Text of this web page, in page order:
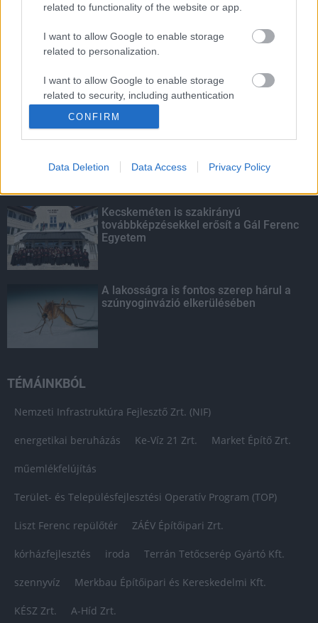
related to functionality of the website or app.
I want to allow Google to enable storage
related to personalization.
I want to allow Google to enable storage
related to security, including authentication
CONFIRM
Data Deletion Data Access Privacy Policy
Paks II.: Mit jelent az 5. blokk új
árnyékában?
KIEMELT
Megérkezett az eső a Duna
Kecskeméten is szakirányú
továbbképzésekkel erősít a Gál Ferenc
Egyetem
A lakosságra is fontos szerep hárul a
szúnyoginvázió elkerülésében
TÉMÁINKBÓL
Nemzeti Infrastruktúra Fejlesztő Zrt. (NIF)
energetikai beruházás Ke-Víz 21 Zrt. Market Építő Zrt.
műemlékfelújítás
Terület- és Településfejlesztési Operatív Program (TOP)
Liszt Ferenc repülőtér ZÁÉV Építőipari Zrt.
kórházfejlesztés iroda Terrán Tetőcserép Gyártó Kft.
szennyvíz Merkbau Építőipari és Kereskedelmi Kft.
KÉSZ Zrt. A-Híd Zrt.